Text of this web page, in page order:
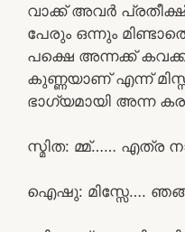
വാക്ക് അവർ
പേരും ഒന്നും
പക്ഷെ അന്നക്ക്
കുണ്ണയാണ് എന്ന്
ഭാഗ്യമായി അന്ന
സ്മിത: മ്മ്…… എത്ര
ഐഷു: മിസ്സേ….